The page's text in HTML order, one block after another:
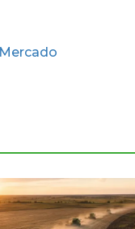
Mercado